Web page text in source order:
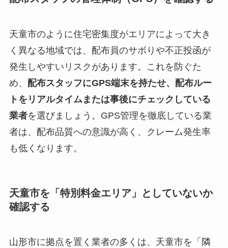
天童市のように住宅密集度がエリアによって大き
く異なる地域では、配布員のサボりや不正投函が
発生しやすいリスクがあります。これを防ぐた
め、 配布スタッフにGPS端末を持たせ、配布ルー
トをリアルタイムまたは事後にチェックしている
業者を選びましょう。GPS管理を徹底している業
者は、配布品質への意識が高く、クレーム発生率
も低くなります。
天童市を「特別料金エリア」としていないか
確認する
山形市に拠点を置く業者の多くは、天童市を「隣